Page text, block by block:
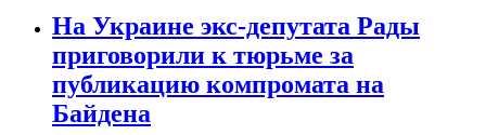
На Украине экс-депутата Рады
приговорили к тюрьме за
публикацию компромата на
Байдена